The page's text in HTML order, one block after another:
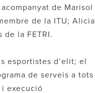
de Marisol
de la ITU; Alicia
de la FETRI.
esportistes d’elit; el
de serveis a tots
execució